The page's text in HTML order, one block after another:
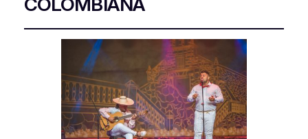
COLOMBIANA